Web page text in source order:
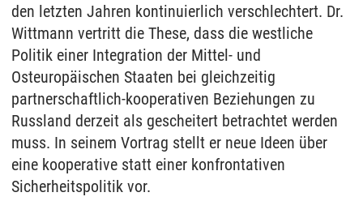
den letzten Jahren kontinuierlich verschlechtert. Dr.
Wittmann vertritt die These, dass die westliche
Politik einer Integration der Mittel- und
Osteuropäischen Staaten bei gleichzeitig
partnerschaftlich-kooperativen Beziehungen zu
Russland derzeit als gescheitert betrachtet werden
muss. In seinem Vortrag stellt er neue Ideen über
eine kooperative statt einer konfrontativen
Sicherheitspolitik vor.